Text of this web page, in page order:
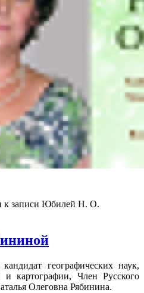
к записи Юбилей Н. О.
географических наук,
и картографии, Член Русского
Олеговна Рябинина.